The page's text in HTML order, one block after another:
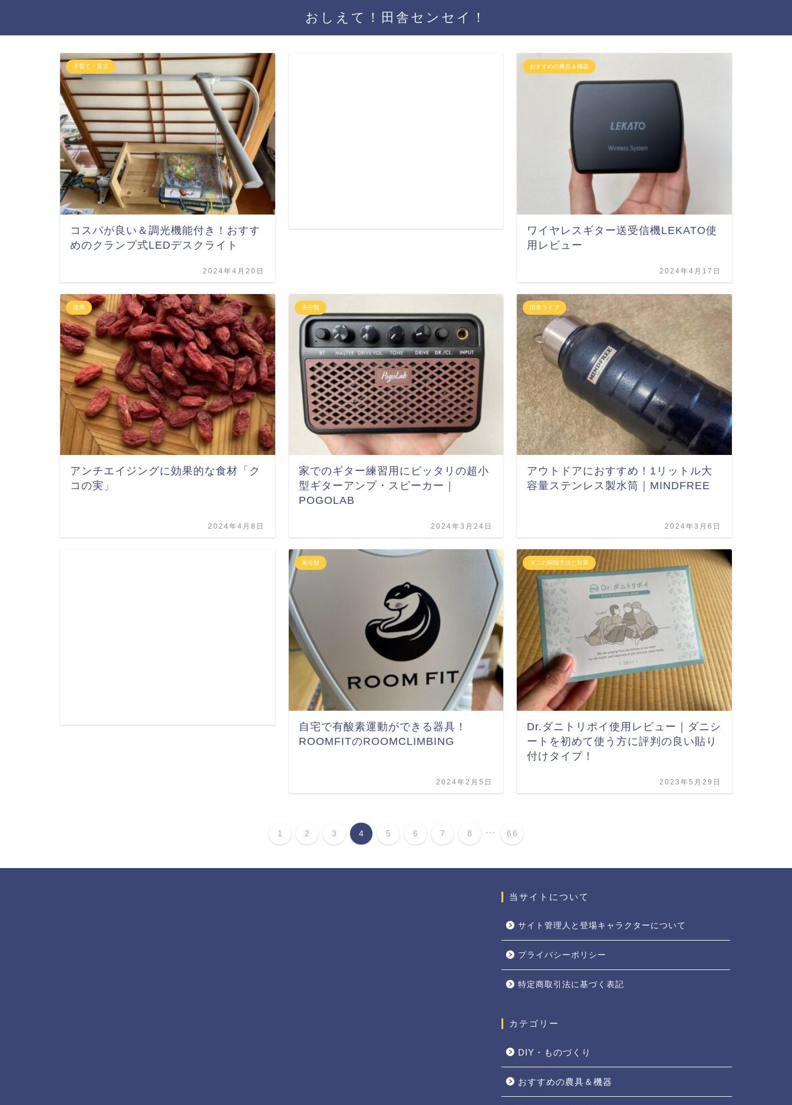
おしえて！田舎センセイ！
子育て・育児
コスパが良い＆調光機能付き！おすす
めのクランプ式LEDデスクライト
2024年4月20日
おすすめの農具＆機器
ワイヤレスギター送受信機LEKATO使
用レビュー
2024年4月17日
健康
アンチエイジングに効果的な食材「ク
コの実」
2024年4月8日
未分類
家でのギター練習用にピッタリの超小
型ギターアンプ・スピーカー｜
POGOLAB
2024年3月24日
田舎ライフ
アウトドアにおすすめ！1リットル大
容量ステンレス製水筒｜MINDFREE
2024年3月6日
未分類
自宅で有酸素運動ができる器具！
ROOMFITのROOMCLIMBING
2024年2月5日
ダニの駆除方法と対策
Dr.ダニトリポイ使用レビュー｜ダニシ
ートを初めて使う方に評判の良い貼り
付けタイプ！
2023年5月29日
1 2 3 4 5 6 7 8 ... 66
当サイトについて
サイト管理人と登場キャラクターについて
プライバシーポリシー
特定商取引法に基づく表記
カテゴリー
DIY・ものづくり
おすすめの農具＆機器